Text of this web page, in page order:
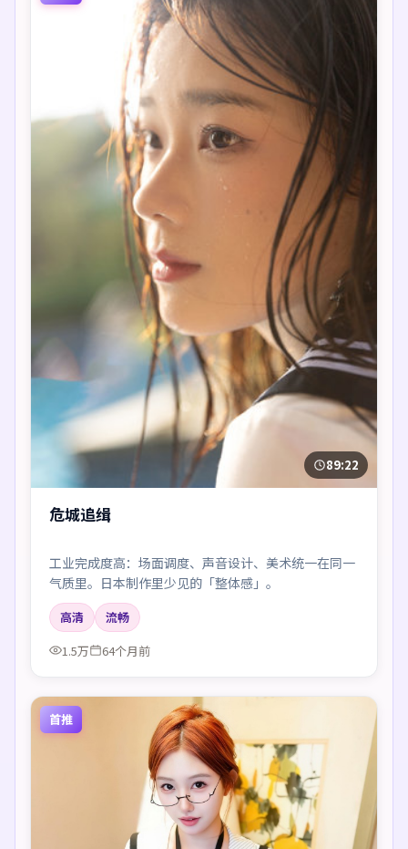
89:22
危城追缉
工业完成度高：场面调度、声音设计、美术统一在同一
气质里。日本制作里少见的「整体感」。
高清
流畅
1.5万
64个月前
首推